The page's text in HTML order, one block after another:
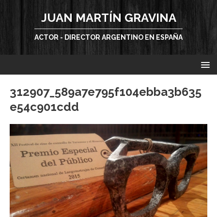
JUAN MARTÍN GRAVINA
ACTOR - DIRECTOR ARGENTINO EN ESPAÑA
312907_589a7e795f104ebba3b635
e54c901cdd